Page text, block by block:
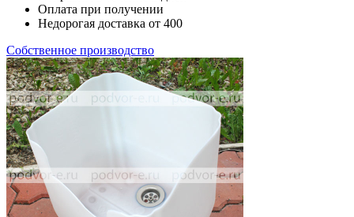
Оплата при получении
Недорогая доставка от 400
Собственное производство